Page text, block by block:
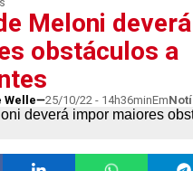
Meloni
obstáculos a
Welle 25/10/22 - 14h36minEm